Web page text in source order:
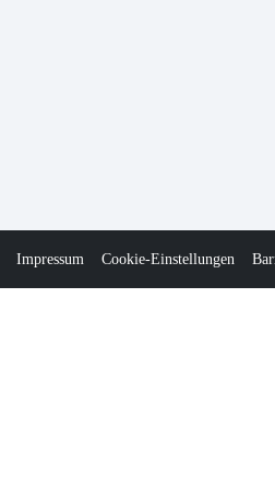
Impressum Cookie-Einstellungen